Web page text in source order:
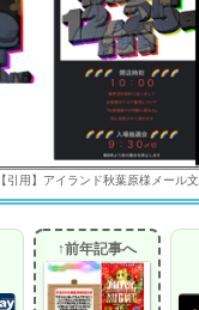
【引用】アイランド秋葉原様メール文
↑前年記事へ